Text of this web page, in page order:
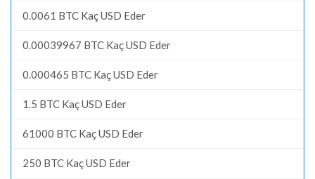
0.0061 BTC Kaç USD Eder
0.00039967 BTC Kaç USD Eder
0.000465 BTC Kaç USD Eder
1.5 BTC Kaç USD Eder
61000 BTC Kaç USD Eder
250 BTC Kaç USD Eder